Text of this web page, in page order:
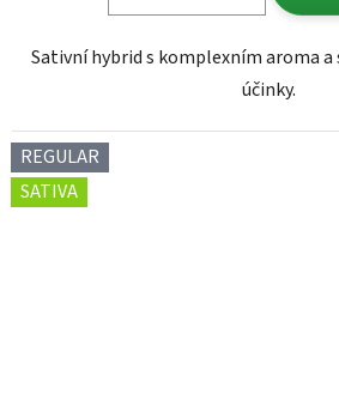
Sativní hybrid s komplexním aroma
účinky.
REGULAR
SATIVA